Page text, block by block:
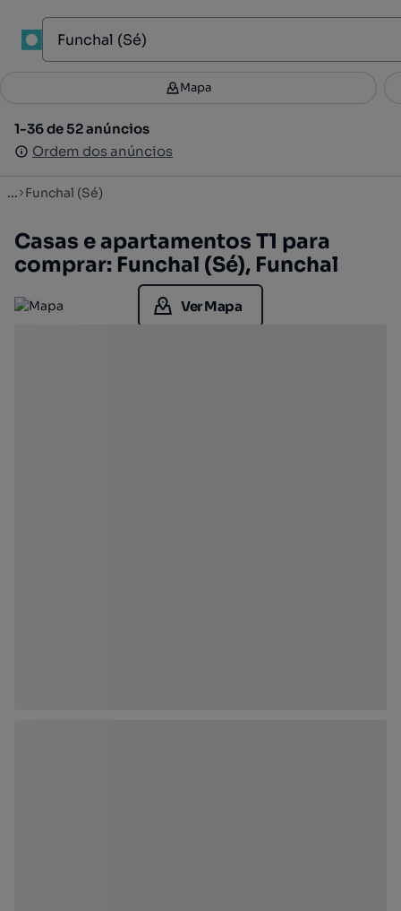
Filtros 2
1-36 de 52 anúncios
Ordem dos anúncios
Mapa
1-36 de 52 anúncios
Ordem dos anúncios
... Funchal (Sé)
Casas e apartamentos T1 para
comprar: Funchal (Sé), Funchal
Ver Mapa